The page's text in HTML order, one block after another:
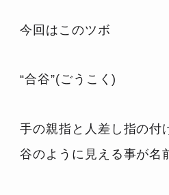
今回はこのツボ
“合谷”(ごうこく)
手の親指と人差し指の付
谷のように見える事が名